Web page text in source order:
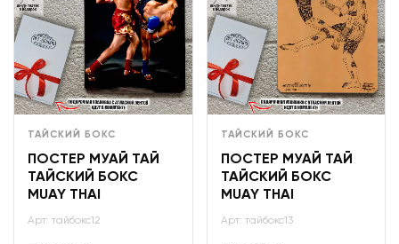
ТАЙСКИЙ БОКС
ПОСТЕР МУАЙ ТАЙ
ТАЙСКИЙ БОКС
MUAY THAI
Арт: тайбокс12
ТАЙСКИЙ БОКС
ПОСТЕР МУАЙ ТАЙ
ТАЙСКИЙ БОКС
MUAY THAI
Арт: тайбокс13